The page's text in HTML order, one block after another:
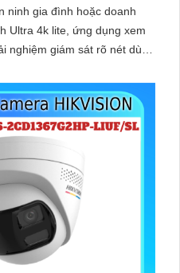
ninh gia đình hoặc doanh
nghiệm giám sát rõ nét dù